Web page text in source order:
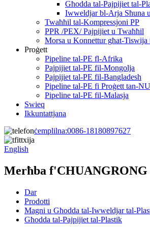
Għodda tal-Pajpijiet tal-
Iwweldjar bl-Arja Sħuna
Twaħħil tal-Kompressjoni PP
PPR /PEX/ Pajpijiet u Twaħħil
Morsa u Konnettur għat-Tiswija
Proġett
Pipeline tal-PE fl-Afrika
Pajpijiet tal-PE fil-Mongolja
Pajpijiet tal-PE fil-Bangladesh
Pipeline tal-PE fi Proġett tan-NU
Pipeline tal-PE fil-Malasja
Swieq
Ikkuntattjana
ċemplilna:0086-18180897627
English
Merħba f'CHUANGRONG
Dar
Prodotti
Magni u Għodda tal-Iwweldjar tal-
Għodda tal-Pajpijiet tal-Plastik